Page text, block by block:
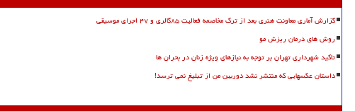
گزارش آماری معاونت هنری بعد از ترک مخاصمه فعالیت ۸۵گالری و ۴۷ اجرای موسیقی
روش های درمان ریزش مو
تاکید شهرداری تهران بر توجه به نیازهای ویژه زنان در بحران ها
داستان عکسهایی که منتشر نشد دوربین من از تبلیغ نمی ترسد!